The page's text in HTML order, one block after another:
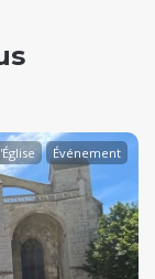
Événement